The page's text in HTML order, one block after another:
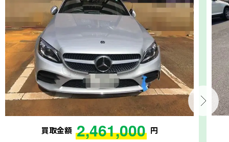
買取金額 2,461,000 円